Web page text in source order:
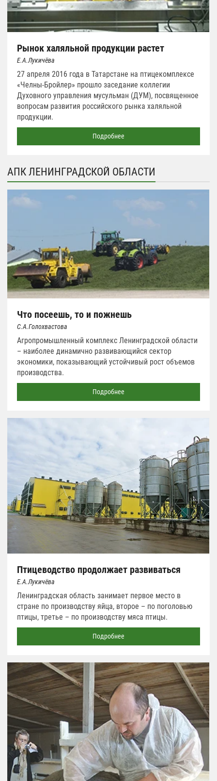
Рынок халяльной продукции растет
Е.А.Лукичёва
27 апреля 2016 года в Татарстане на птицекомплексе
«Челны-Бройлер» прошло заседание коллегии
Духовного управления мусульман (ДУМ), посвященное
вопросам развития российского рынка халяльной
продукции.
Подробнее
АПК ЛЕНИНГРАДСКОЙ ОБЛАСТИ
Что посеешь, то и пожнешь
С.А.Голохвастова
Агропромышленный комплекс Ленинградской области
– наиболее динамично развивающийся сектор
экономики, показывающий устойчивый рост объемов
производства.
Подробнее
Птицеводство продолжает развиваться
Е.А.Лукичёва
Ленинградская область занимает первое место в
стране по производству яйца, второе – по поголовью
птицы, третье – по производству мяса птицы.
Подробнее